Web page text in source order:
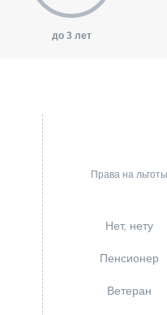
до 3 лет
Права на льготы
Нет, нету
Пенсионер
Ветеран